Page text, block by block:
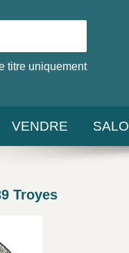
titre uniquement
VENDRE
Troyes